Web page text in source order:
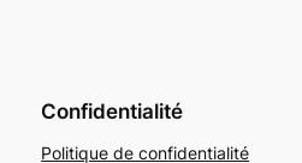
Confidentialité
Politique de confidentialité